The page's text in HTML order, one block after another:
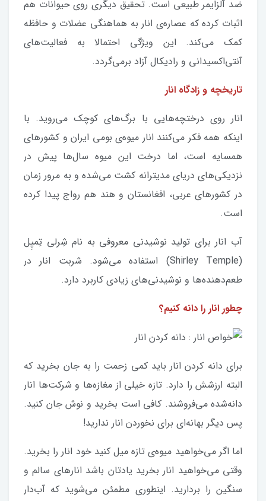
ضد آلزایمر طبیعی است. تحقیق دیگری روی حیوانات هم
اثبات کرده که عصاره‌ی انار به هماهنگی عضلات و حافظه
کمک می‌کند. این ویژگی احتمالا به فعالیت‌های
آنتی‌اکسیدانی و رادیکال آزاد برمی‌گردد.
تاریخچه و زادگاه انار
انار روی درختچه‌هایی با برگ‌های کوچک می‌روید. با
اینکه همه فکر می‌کنند انار میوه‌ی بومی ایران و کشورهای
همسایه‌ است، اما درخت این میوه سال‌ها پیش در
نزدیکی‌های دریای مدیترانه کشت می‌شده و به مرور زمان
در کشورهای عربی، افغانستان و هند هم رواج پیدا کرده
است.
آب‌ انار برای تولید نوشیدنی معروفی به نام شِرلی تِمپِل
(Shirley Temple) استفاده می‌شود. شربت انار در
طعم‌دهنده‌ها و نوشیدنی‌های زیادی کاربرد دارد.
چطور انار را دانه کنیم؟
برای دانه کردن انار باید کمی زحمت را به جان بخرید که
البته ارزشش را دارد. تازه خیلی از مغازه‌ها و شرکت‌ها انار
دانه‌شده می‌فروشند. کافی است بخرید و نوش جان کنید.
پس دیگر بهانه‌ای برای نخوردن انار ندارید!
اما اگر می‌خواهید میوه‌ی تازه میل کنید خود انار را بخرید.
وقتی می‌خواهید انار بخرید یادتان باشد انارهای سالم و
سنگین را بردارید. اینطوری مطمئن می‌شوید که آب‌دار